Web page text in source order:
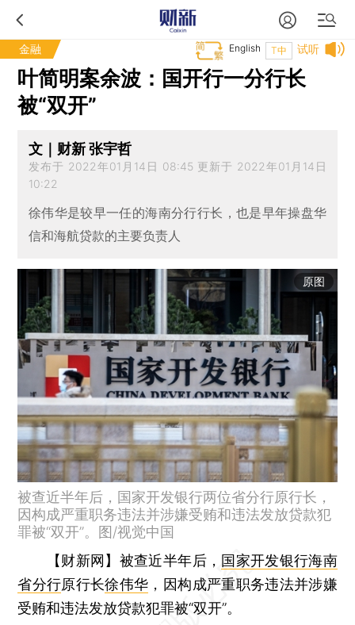
金融 试听
T中
English
叶简明案余波：国开行一分行长
被“双开”
文｜财新 张宇哲
发布于 2022年01月14日 08:45 更新于 2022年01月14日
10:22
徐伟华是较早一任的海南分行行长，也是早年操盘华
信和海航贷款的主要负责人
原图
被查近半年后，国家开发银行两位省分行原行长，
因构成严重职务违法并涉嫌受贿和违法发放贷款犯
罪被“双开”。图/视觉中国
【财新网】 被查近半年后， 国家开发银行海南
省分行原行长徐伟华 ，因构成严重职务违法并涉嫌
受贿和违法发放贷款犯罪被“双开”。